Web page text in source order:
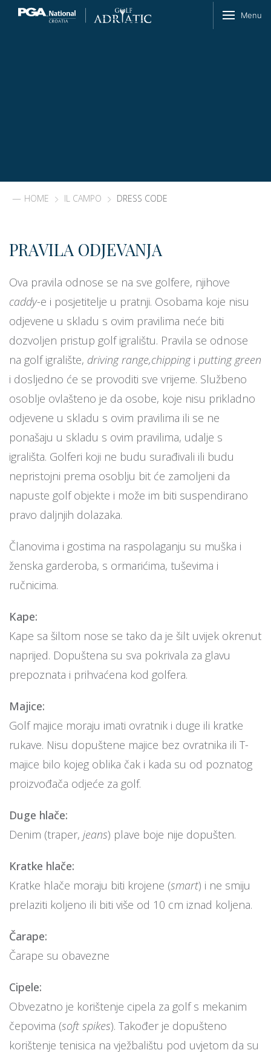
Skip to content Menu
HOME IL CAMPO DRESS CODE
PRAVILA ODJEVANJA
Ova pravila odnose se na sve golfere, njihove
caddy-e i posjetitelje u pratnji. Osobama koje nisu
odjevene u skladu s ovim pravilima neće biti
dozvoljen pristup golf igralištu. Pravila se odnose
na golf igralište, driving range,chipping i putting green
i dosljedno će se provoditi sve vrijeme. ​Službeno
osoblje ovlašteno je da osobe, koje nisu prikladno
odjevene u skladu s ovim pravilima ili se ne
ponašaju u skladu s ovim pravilima, udalje s
igrališta. Golferi koji ne budu surađivali ili budu
nepristojni prema osoblju bit će zamoljeni da
napuste golf objekte i može im biti suspendirano
pravo daljnjih dolazaka.
Članovima i gostima na raspolaganju su muška i
ženska garderoba, s ormarićima, tuševima i
ručnicima.
Kape:
Kape sa šiltom nose se tako da je šilt uvijek okrenut
naprijed. Dopuštena su sva pokrivala za glavu
prepoznata i prihvaćena kod golfera.
Majice:
Golf majice moraju imati ovratnik i duge ili kratke
rukave. Nisu dopuštene majice bez ovratnika ili T-
majice bilo kojeg oblika čak i kada su od poznatog
proizvođača odjeće za golf.
Duge hlače:
Denim (traper, jeans) plave boje nije dopušten.
Kratke hlače:
Kratke hlače moraju biti krojene (smart) i ne smiju
prelaziti koljeno ili biti više od 10 cm iznad koljena.
Čarape:
Čarape su obavezne
Cipele:
Obvezatno je korištenje cipela za golf s mekanim
čepovima (soft spikes). Također je dopušteno
korištenje tenisica na vježbalištu pod uvjetom da su